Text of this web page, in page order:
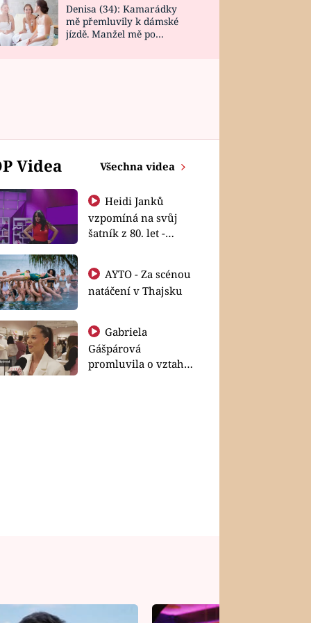
Denisa (34): Kamarádky
mě přemluvily k dámské
jízdě. Manžel mě po
Videa Všechna videa
Heidi Janků
vzpomíná na svůj
šatník z 80. let -
natáčení v Thajsku
Gabriela
Gášpárová
promluvila o vztahu